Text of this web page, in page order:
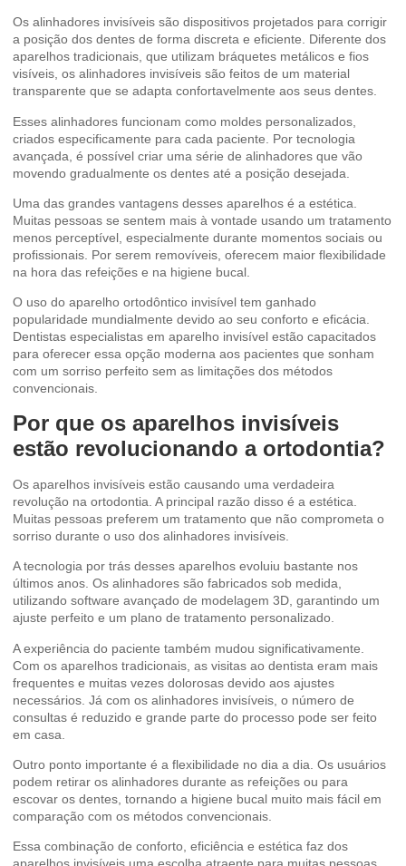
Os alinhadores invisíveis são dispositivos projetados para corrigir
a posição dos dentes de forma discreta e eficiente. Diferente dos
aparelhos tradicionais, que utilizam bráquetes metálicos e fios
visíveis, os alinhadores invisíveis são feitos de um material
transparente que se adapta confortavelmente aos seus dentes.
Esses alinhadores funcionam como moldes personalizados,
criados especificamente para cada paciente. Por tecnologia
avançada, é possível criar uma série de alinhadores que vão
movendo gradualmente os dentes até a posição desejada.
Uma das grandes vantagens desses aparelhos é a estética.
Muitas pessoas se sentem mais à vontade usando um tratamento
menos perceptível, especialmente durante momentos sociais ou
profissionais. Por serem removíveis, oferecem maior flexibilidade
na hora das refeições e na higiene bucal.
O uso do aparelho ortodôntico invisível tem ganhado
popularidade mundialmente devido ao seu conforto e eficácia.
Dentistas especialistas em aparelho invisível estão capacitados
para oferecer essa opção moderna aos pacientes que sonham
com um sorriso perfeito sem as limitações dos métodos
convencionais.
Por que os aparelhos invisíveis
estão revolucionando a ortodontia?
Os aparelhos invisíveis estão causando uma verdadeira
revolução na ortodontia. A principal razão disso é a estética.
Muitas pessoas preferem um tratamento que não comprometa o
sorriso durante o uso dos alinhadores invisíveis.
A tecnologia por trás desses aparelhos evoluiu bastante nos
últimos anos. Os alinhadores são fabricados sob medida,
utilizando software avançado de modelagem 3D, garantindo um
ajuste perfeito e um plano de tratamento personalizado.
A experiência do paciente também mudou significativamente.
Com os aparelhos tradicionais, as visitas ao dentista eram mais
frequentes e muitas vezes dolorosas devido aos ajustes
necessários. Já com os alinhadores invisíveis, o número de
consultas é reduzido e grande parte do processo pode ser feito
em casa.
Outro ponto importante é a flexibilidade no dia a dia. Os usuários
podem retirar os alinhadores durante as refeições ou para
escovar os dentes, tornando a higiene bucal muito mais fácil em
comparação com os métodos convencionais.
Essa combinação de conforto, eficiência e estética faz dos